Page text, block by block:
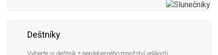
Deštníky
Vyberte si deštník z nepřeberného množství velikostí